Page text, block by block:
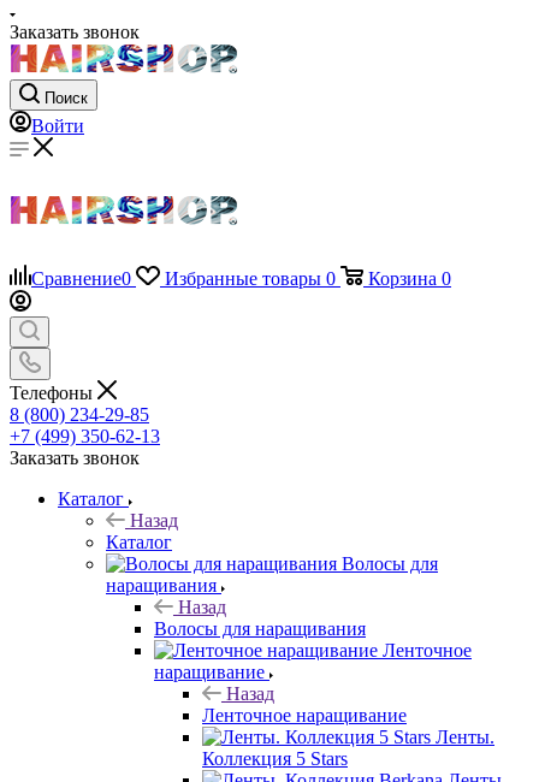
Заказать звонок
Поиск
Войти
Сравнение0 Избранные товары 0 Корзина 0
Телефоны
8 (800) 234-29-85
+7 (499) 350-62-13
Заказать звонок
Каталог
Назад
Каталог
Волосы для
наращивания
Назад
Волосы для наращивания
Ленточное
наращивание
Назад
Ленточное наращивание
Ленты.
Коллекция 5 Stars